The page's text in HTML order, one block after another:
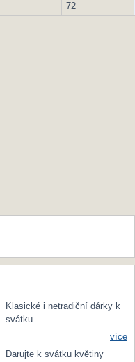
72
Klasické i netradiční dárky k
svátku
více
Darujte k svátku květiny